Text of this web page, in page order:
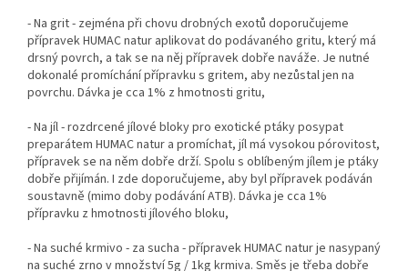
- Na grit - zejména při chovu drobných exotů doporučujeme
přípravek HUMAC natur aplikovat do podávaného gritu, který má
drsný povrch, a tak se na něj přípravek dobře naváže. Je nutné
dokonalé promíchání přípravku s gritem, aby nezůstal jen na
povrchu. Dávka je cca 1% z hmotnosti gritu,
- Na jíl - rozdrcené jílové bloky pro exotické ptáky posypat
preparátem HUMAC natur a promíchat, jíl má vysokou pórovitost,
přípravek se na něm dobře drží. Spolu s oblíbeným jílem je ptáky
dobře přijímán. I zde doporučujeme, aby byl přípravek podáván
soustavně (mimo doby podávání ATB). Dávka je cca 1%
přípravku z hmotnosti jílového bloku,
- Na suché krmivo - za sucha - přípravek HUMAC natur je nasypaný
na suché zrno v množství 5g / 1kg krmiva. Směs je třeba dobře